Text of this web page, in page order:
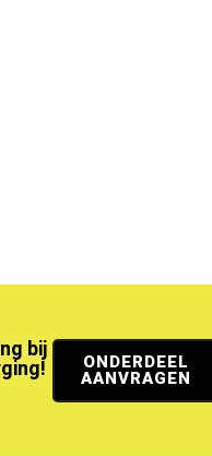
bij
ONDERDEEL
AANVRAGEN